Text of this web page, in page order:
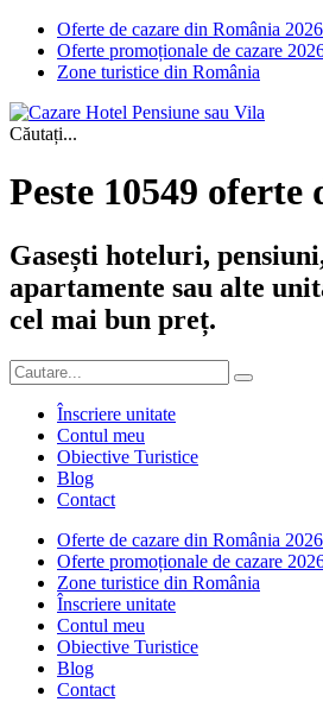
Oferte de cazare din România
Oferte promoționale de cazare
Zone turistice din România
Căutați...
Peste 10549 oferte
Gasești hoteluri,
apartamente sau alte
cel mai bun preț.
Înscriere unitate
Contul meu
Obiective Turistice
Blog
Contact
Oferte de cazare din România
Oferte promoționale de cazare
Zone turistice din România
Înscriere unitate
Contul meu
Obiective Turistice
Blog
Contact